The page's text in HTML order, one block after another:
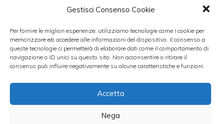
Gestisci Consenso Cookie
Per fornire le migliori esperienze, utilizziamo tecnologie come i cookie per
memorizzare e/o accedere alle informazioni del dispositivo. Il consenso a
queste tecnologie ci permetterà di elaborare dati come il comportamento di
navigazione o ID unici su questo sito. Non acconsentire o ritirare il
consenso può influire negativamente su alcune caratteristiche e funzioni.
Accetta
Nega
cioccolato di Modica, da provare sia al
che si possono fare col cioccolato è
impossibile non citare laTorta Sacher.
Leggi anche: